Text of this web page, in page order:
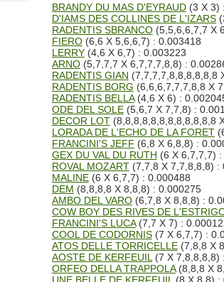
BRANDY DU MAS D'EYRAUD(3 X 3)
D'IAMS DES COLLINES DE L'IZARS
RADENTIS SBRANCO(5,5,6,6,7,7 X
FIERO(6,6 X 5,6,6,7) : 0.003418
LERRY(4,6 X 6,7) : 0.003223
ARNO(5,7,7,7 X 6,7,7,7,8,8) :
RADENTIS GIAN (7,7,7,7,8,8,8,8,8,8
RADENTIS BORG (6,6,6,7,7,7,8,8 X
RADENTIS BELLA(4,6 X 6) :
ODE DEL SOLE(5,6,7 X 7,7,8) :
DECOR LOT(8,8,8,8,8,8,8,8,8,8,8,8
LORADA DE L'ECHO DE LA FORET
FRANCINI'S JEFF (6,8 X 6,8,8) :
GEX DU VAL DU RUTH (6 X 6,7,7,7)
ROVAL MOZART(7,7,8 X 7,7,8,8,8) :
MALINE(6 X 6,7,7) : 0.000488
DEM (8,8,8,8 X 8,8,8) : 0.000275
AMBO DEL VARO(6,7,8 X 8,8,8) :
COW BOY DES RIVES DE
FRANCINI'S LUCA(7,7 X 7) :
COOL DE CODORNIS(7 X 6,7,7) :
ATOS DELLE TORRICELLE(7,8,8 X
AOSTE DE KERFEUIL (7 X 7,8,8,8,8)
ORFEO DELLA TRAPPOLA(8,8,8 X
UNE BELLE DE KERFEUIL (8 X 8,8) :